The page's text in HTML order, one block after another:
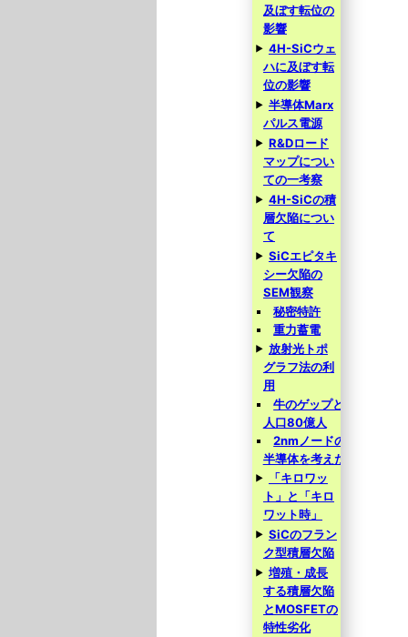
及ぼす転位の
影響
4H-SiCウェ
ハに及ぼす転
位の影響
半導体Marx
パルス電源
R&Dロード
マップについ
ての一考察
4H-SiCの積
層欠陥につい
て
SiCエピタキ
シー欠陥の
SEM観察
秘密特許
重力蓄電
放射光トポ
グラフ法の利
用
牛のゲップと
人口80億人
2nmノードの
半導体を考えた
「キロワッ
ト」と「キロ
ワット時」
SiCのフラン
ク型積層欠陥
増殖・成長
する積層欠陥
とMOSFETの
特性劣化